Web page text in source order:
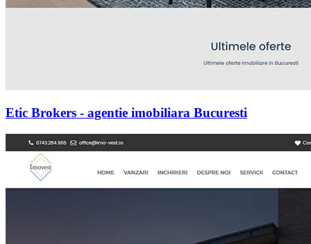
Etic Brokers - agentie imobiliara Bucuresti